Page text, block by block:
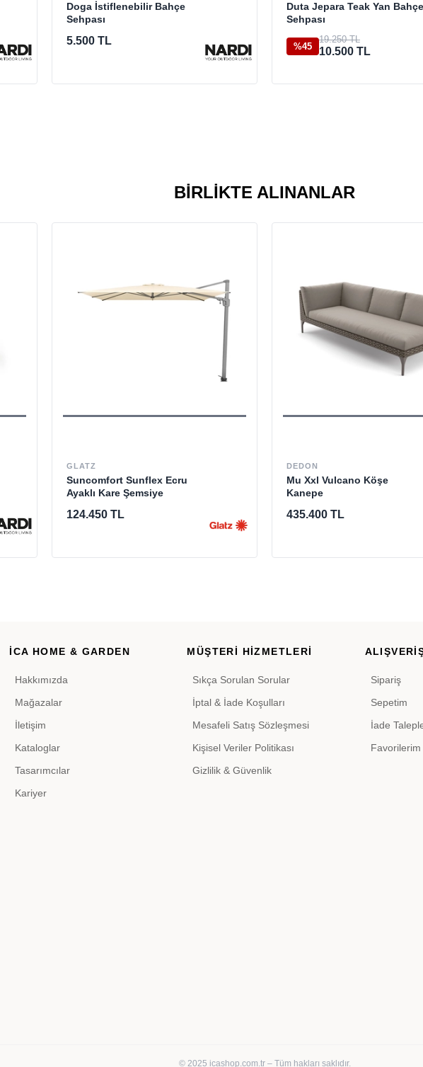
Doga İstiflenebilir Bahçe
Sehpası
5.500 TL
Duta Jepara Teak Yan Bahçe
Sehpası
%45
19.250 TL
10.500 TL
BIRLIKTE ALINANLAR
GLATZ
Suncomfort Sunflex Ecru
Ayaklı Kare Şemsiye
124.450 TL
DEDON
Mu Xxl Vulcano Köşe
Kanepe
435.400 TL
İCA HOME & GARDEN
Hakkımızda
Mağazalar
İletişim
Kataloglar
Tasarımcılar
Kariyer
MÜŞTERİ HİZMETLERİ
Sıkça Sorulan Sorular
İptal & İade Koşulları
Mesafeli Satış Sözleşmesi
Kişisel Veriler Politikası
Gizlilik & Güvenlik
Sipariş
Sepetim
İade
Favorilerim
© 2025 icashop.com.tr – Tüm hakları saklıdır.